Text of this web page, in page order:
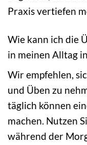
Praxis vertiefen
Wie kann ich die
in meinen Alltag
Wir empfehlen,
und Üben zu
täglich können
machen. Nutzen
während der